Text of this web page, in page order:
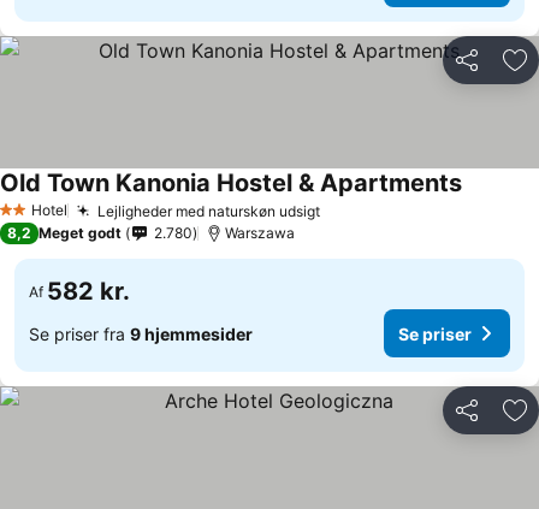
Del
2 Stjerner
Hotel Lejligheder med naturskøn udsigtSe priser
Old Town Kanonia Hostel & ApartmentsSe
8,2 Meget godt 2.780 Warszawa
Af 582 kr.
Se priser fra 9 hjemmesider Se priser
Del